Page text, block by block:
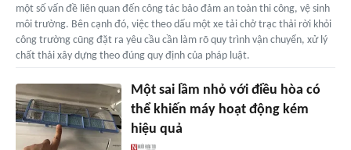
một số vấn đề liên quan đến công tác bảo đảm an toàn thi công, vệ sinh
môi trường. Bên cạnh đó, việc theo dấu một xe tải chở trạc thải rời khỏi
công trường cũng đặt ra yêu cầu cần làm rõ quy trình vận chuyển, xử lý
chất thải xây dựng theo đúng quy định của pháp luật.
Một sai lầm nhỏ với điều hòa có
thể khiến máy hoạt động kém
hiệu quả